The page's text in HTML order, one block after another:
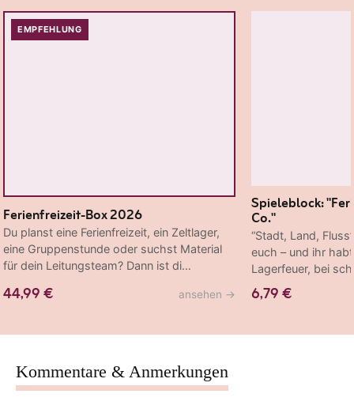
EMPFEHLUNG
Ferienfreizeit-Box 2026
Du planst eine Ferienfreizeit, ein Zeltlager,
eine Gruppenstunde oder suchst Material
für dein Leitungsteam? Dann ist di…
44,99 € ansehen →
Spieleblock:
Co."
“Stadt, Land,
euch – und ihr
Lagerfeuer, bei
6,79 €
Kommentare & Anmerkungen